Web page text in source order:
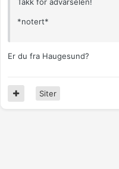
Takk for advarselen!
*notert*
Er du fra Haugesund?
Siter